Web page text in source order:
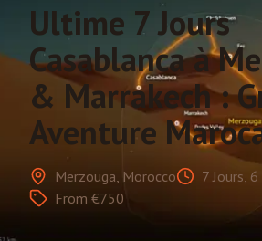
Ultime 7 Jours
Casablanca à
& Marrakech :
Aventure
Merzouga, Morocco
7 Jours,
From €750